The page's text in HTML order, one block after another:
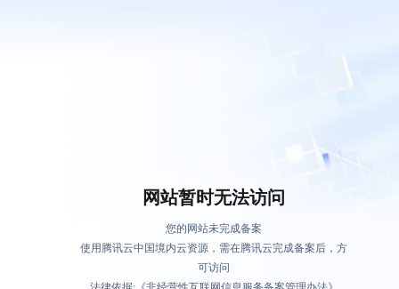
网站暂时无法访问
您的网站未完成备案
使用腾讯云中国境内云资源，需在腾讯云完成备案后，方
可访问